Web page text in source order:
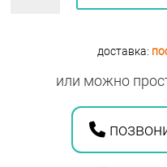
Gummies
доставка:
или можно